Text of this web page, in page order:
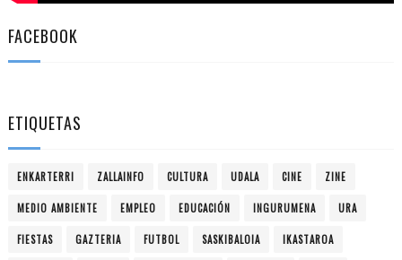
FACEBOOK
ETIQUETAS
ENKARTERRI ZALLAINFO CULTURA UDALA CINE ZINE
MEDIO AMBIENTE EMPLEO EDUCACIÓN INGURUMENA URA
FIESTAS GAZTERIA FUTBOL SASKIBALOIA IKASTAROA